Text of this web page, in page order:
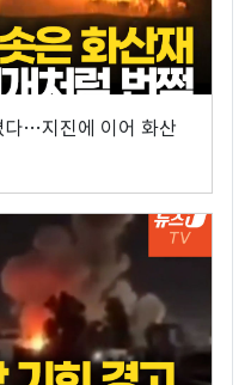
다…지진에 이어 화산